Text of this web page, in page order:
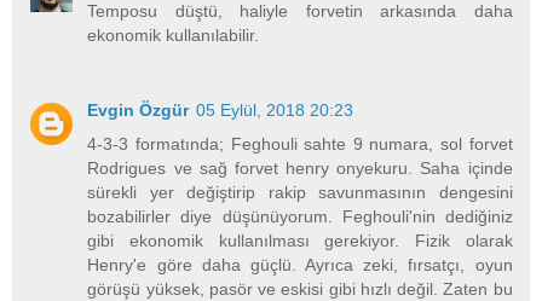
Temposu düştü, haliyle forvetin arkasında daha
ekonomik kullanılabilir.
Evgin Özgür 05 Eylül, 2018 20:23
4-3-3 formatında; Feghouli sahte 9 numara, sol forvet
Rodrigues ve sağ forvet henry onyekuru. Saha içinde
sürekli yer değiştirip rakip savunmasının dengesini
bozabilirler diye düşünüyorum. Feghouli'nin dediğiniz
gibi ekonomik kullanılması gerekiyor. Fizik olarak
Henry'e göre daha güçlü. Ayrıca zeki, fırsatçı, oyun
görüşü yüksek, pasör ve eskisi gibi hızlı değil. Zaten bu